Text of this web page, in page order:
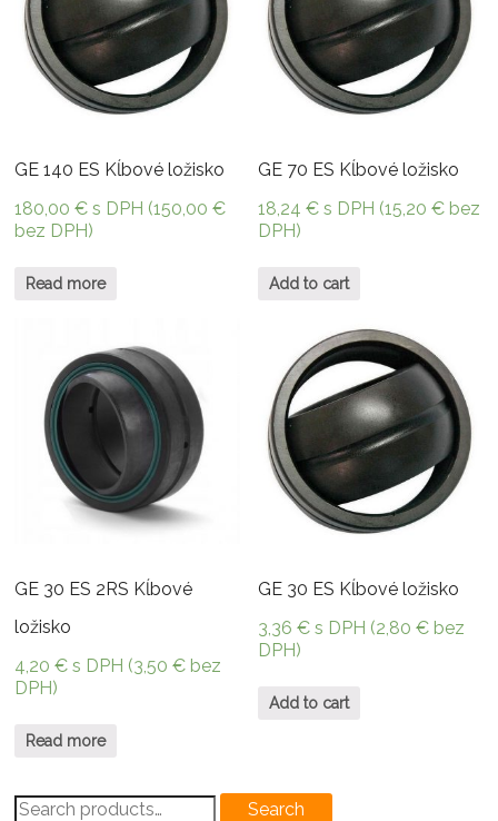
GE 140 ES Kĺbové ložisko
180,00€ s DPH (150,00€
bez DPH)
Read more
GE 70 ES Kĺbové ložisko
18,24€ s DPH (15,20€ bez
DPH)
Add to cart
GE 30 ES 2RS Kĺbové
ložisko
4,20€ s DPH (3,50€ bez
DPH)
Read more
GE 30 ES Kĺbové ložisko
3,36€ s DPH (2,80€ bez
DPH)
Add to cart
Search
Search